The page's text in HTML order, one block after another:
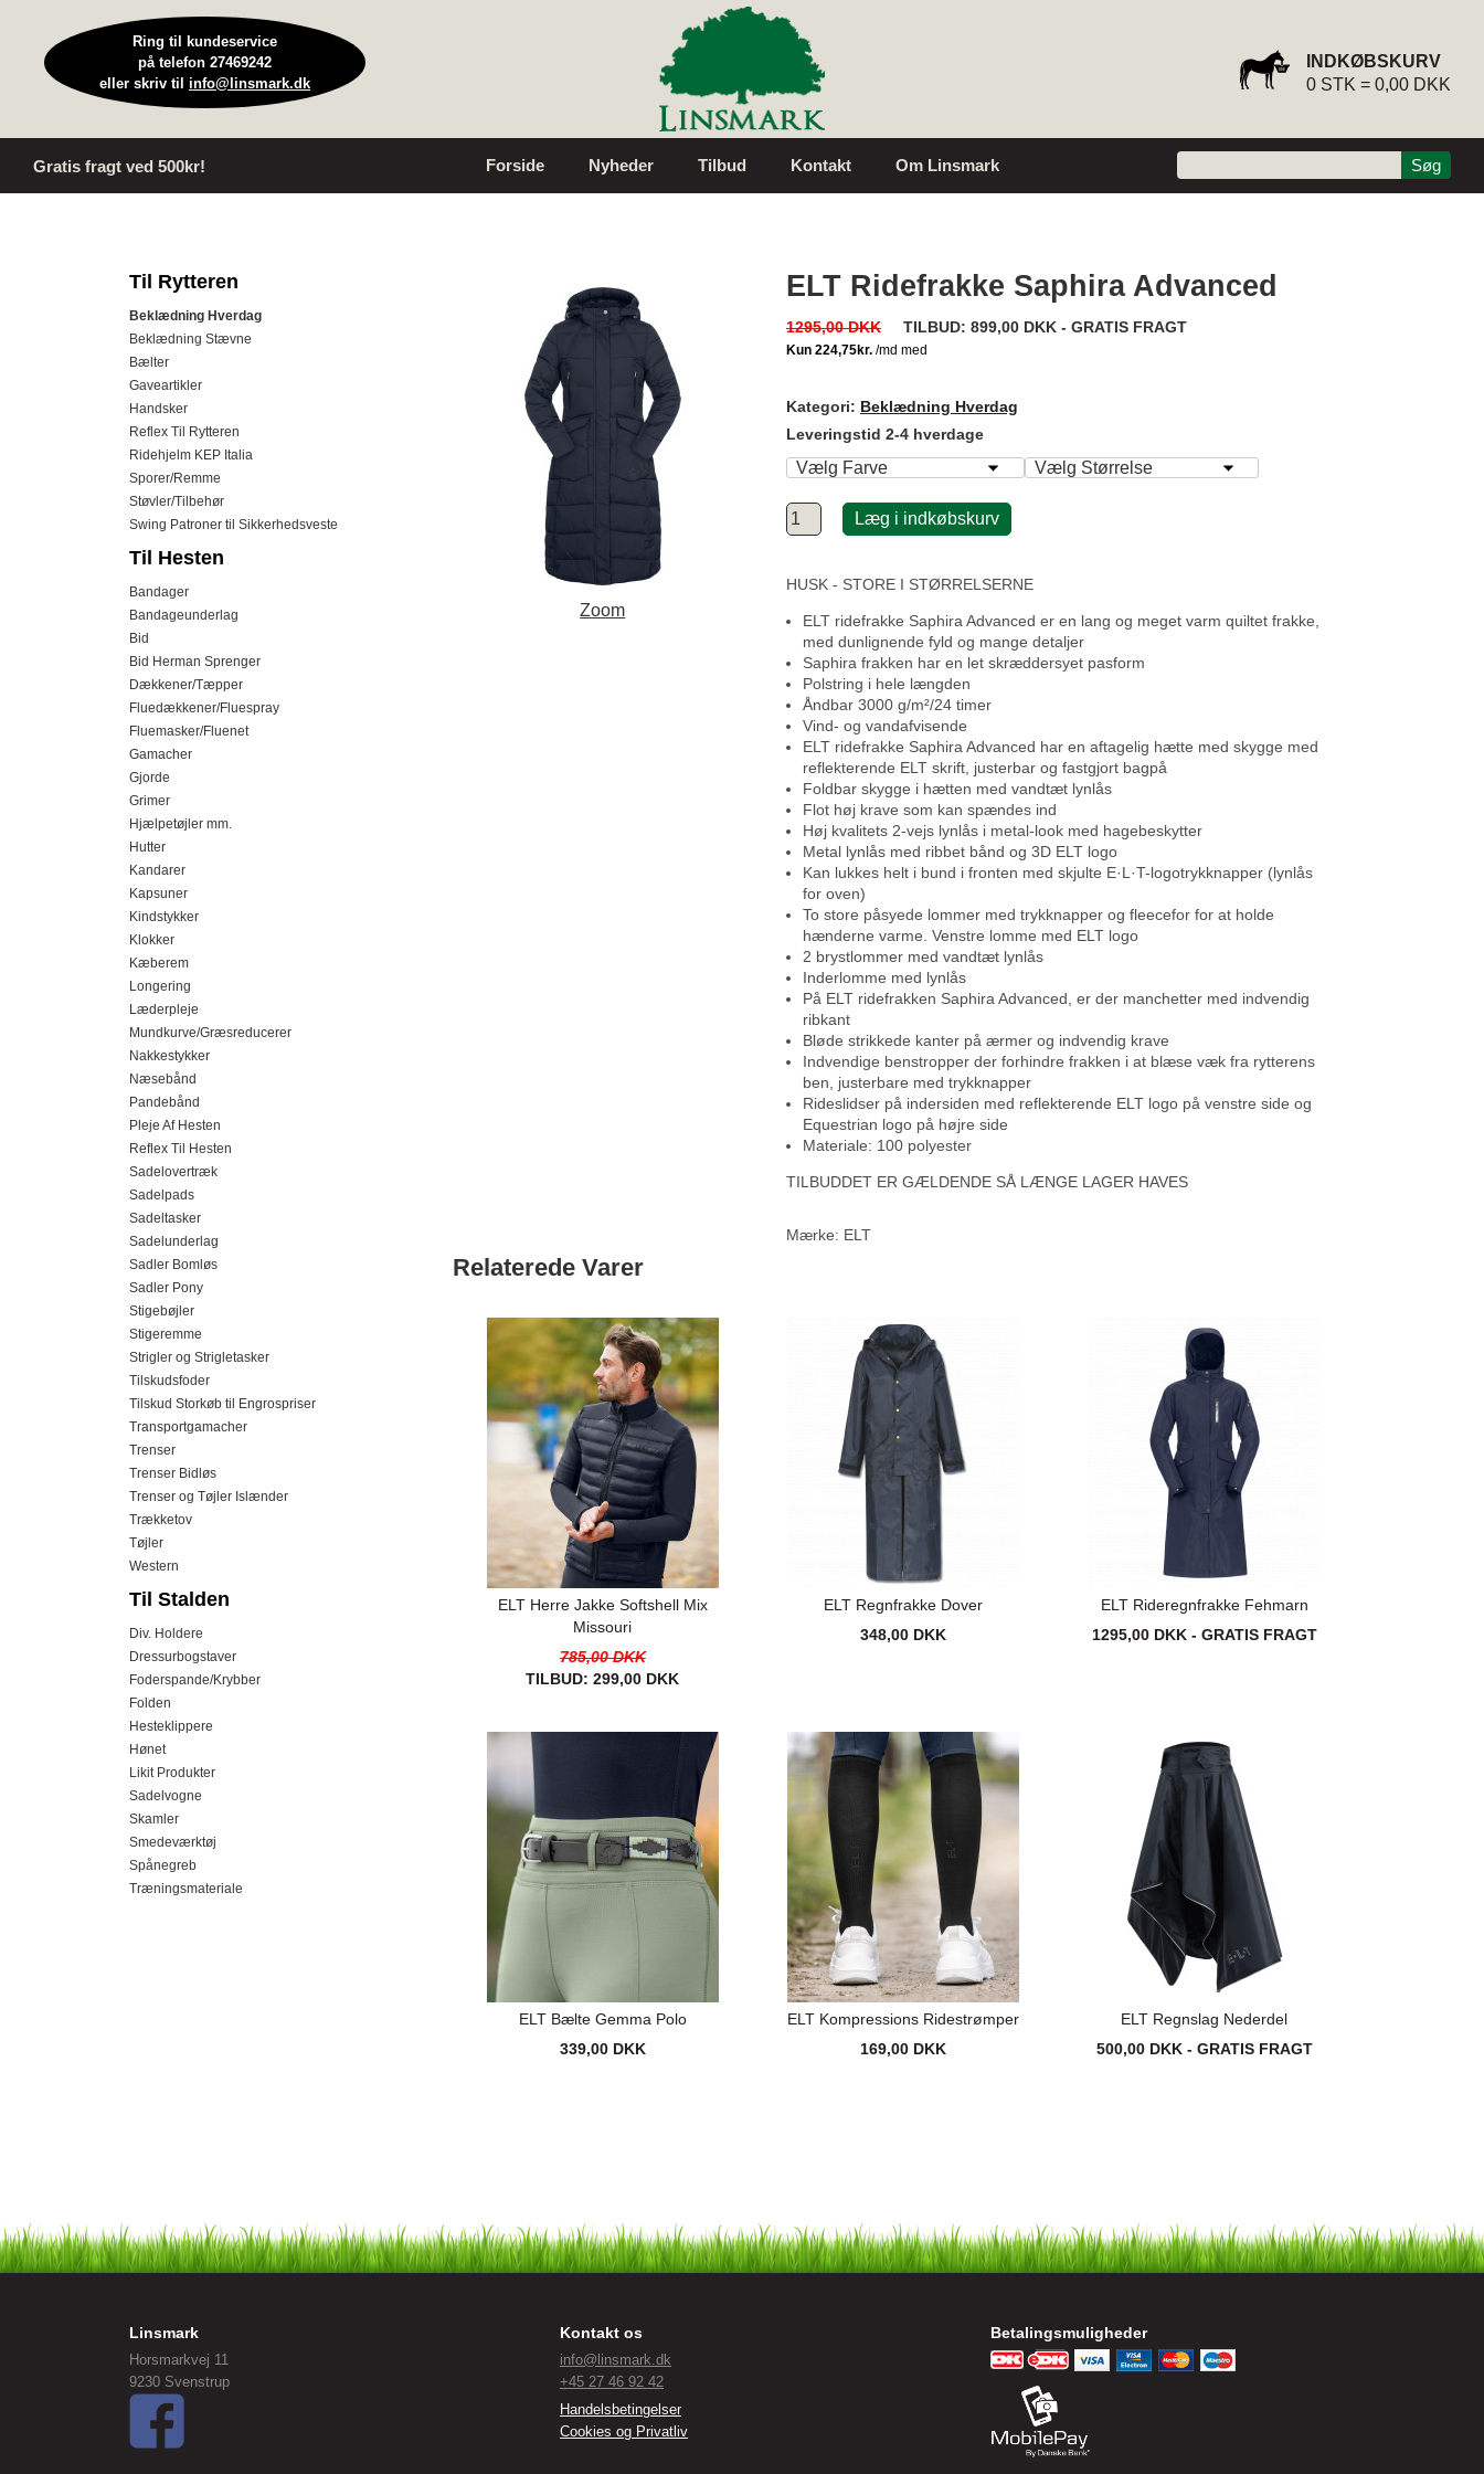
Ring til kundeservice
på telefon 27469242
eller skriv til info@linsmark.dk
INDKØBSKURV
0 STK = 0,00 DKK
Gratis fragt ved 500kr! Forside Nyheder Tilbud Kontakt Om Linsmark
Til Rytteren
Beklædning Hverdag
Beklædning Stævne
Bælter
Gaveartikler
Handsker
Reflex Til Rytteren
Ridehjelm KEP Italia
Sporer/Remme
Støvler/Tilbehør
Swing Patroner til Sikkerhedsveste
Til Hesten
Bandager
Bandageunderlag
Bid
Bid Herman Sprenger
Dækkener/Tæpper
Fluedækkener/Fluespray
Fluemasker/Fluenet
Gamacher
Gjorde
Grimer
Hjælpetøjler mm.
Hutter
Kandarer
Kapsuner
Kindstykker
Klokker
Kæberem
Longering
Læderpleje
Mundkurve/Græsreducerer
Nakkestykker
Næsebånd
Pandebånd
Pleje Af Hesten
Reflex Til Hesten
Sadelovertræk
Sadelpads
Sadeltasker
Sadelunderlag
Sadler Bomløs
Sadler Pony
Stigebøjler
Stigeremme
Strigler og Strigletasker
Tilskudsfoder
Tilskud Storkøb til Engrospriser
Transportgamacher
Trenser
Trenser Bidløs
Trenser og Tøjler Islænder
Trækketov
Tøjler
Western
Til Stalden
Div. Holdere
Dressurbogstaver
Foderspande/Krybber
Folden
Hesteklippere
Hønet
Likit Produkter
Sadelvogne
Skamler
Smedeværktøj
Spånegreb
Træningsmateriale
Zoom
ELT Ridefrakke Saphira Advanced
1295,00 DKK TILBUD: 899,00 DKK - GRATIS FRAGT
Kategori: Beklædning Hverdag
Leveringstid 2-4 hverdage
Læg i indkøbskurv
HUSK - STORE I STØRRELSERNE
ELT ridefrakke Saphira Advanced er en lang og meget varm quiltet frakke,
med dunlignende fyld og mange detaljer
Saphira frakken har en let skræddersyet pasform
Polstring i hele længden
Åndbar 3000 g/m²/24 timer
Vind- og vandafvisende
ELT ridefrakke Saphira Advanced har en aftagelig hætte med skygge med
reflekterende ELT skrift, justerbar og fastgjort bagpå
Foldbar skygge i hætten med vandtæt lynlås
Flot høj krave som kan spændes ind
Høj kvalitets 2-vejs lynlås i metal-look med hagebeskytter
Metal lynlås med ribbet bånd og 3D ELT logo
Kan lukkes helt i bund i fronten med skjulte E·L·T-logotrykknapper (lynlås
for oven)
To store påsyede lommer med trykknapper og fleecefor for at holde
hænderne varme. Venstre lomme med ELT logo
2 brystlommer med vandtæt lynlås
Inderlomme med lynlås
På ELT ridefrakken Saphira Advanced, er der manchetter med indvendig
ribkant
Bløde strikkede kanter på ærmer og indvendig krave
Indvendige benstropper der forhindre frakken i at blæse væk fra rytterens
ben, justerbare med trykknapper
Rideslidser på indersiden med reflekterende ELT logo på venstre side og
Equestrian logo på højre side
Materiale: 100 polyester
TILBUDDET ER GÆLDENDE SÅ LÆNGE LAGER HAVES
Mærke: ELT
Relaterede Varer
ELT Herre Jakke Softshell Mix
Missouri
785,00 DKK
TILBUD:299,00 DKK
ELT Regnfrakke Dover
348,00 DKK
ELT Rideregnfrakke Fehmarn
1295,00 DKK - GRATIS FRAGT
ELT Bælte Gemma Polo
339,00 DKK
ELT Kompressions Ridestrømper
169,00 DKK
ELT Regnslag Nederdel
500,00 DKK - GRATIS FRAGT
Linsmark
Horsmarkvej 11
9230 Svenstrup
Kontakt os
info@linsmark.dk
+45 27 46 92 42
Handelsbetingelser
Cookies og Privatliv
Betalingsmuligheder